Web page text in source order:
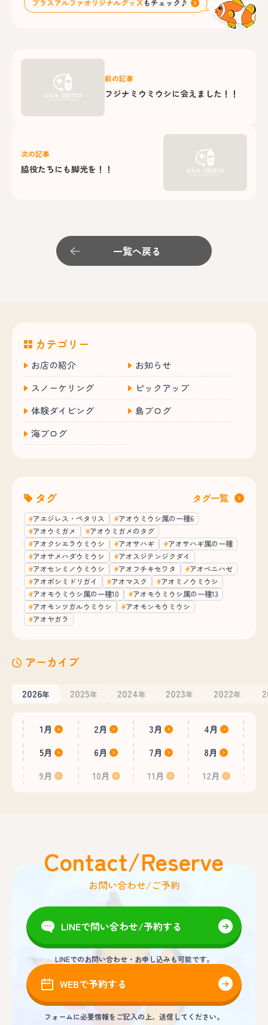
前の記事
フジナミウミウシに会えました！！
次の記事
脇役たちにも脚光を！！
一覧へ戻る
カテゴリー
お店の紹介
お知らせ
スノーケリング
ピックアップ
体験ダイビング
島ブログ
海ブログ
タグ タグ一覧
アエジレス・ペタリス
アオウミウシ属の一種6
アオウミガメ
アオウミガメのタグ
アオクシエラウミウシ
アオサハギ
アオサハギ属の一種
アオサメハダウミウシ
アオスジテンジクダイ
アオセンミノウミウシ
アオフチキセワタ
アオベニハゼ
アオボシミドリガイ
アオマスク
アオミノウミウシ
アオモウミウシ属の一種10
アオモウミウシ属の一種13
アオモンツガルウミウシ
アオモンモウミウシ
アオヤガラ
アーカイブ
2026年 2025年 2024年 2023年 2022年
1月 2月 3月
4月
5月
6月 7月
8月
9月
10月 11月 12月
Contact/Reserve
お問い合わせ/ご予約
LINEで問い合わせ/予約する
LINEでのお問い合わせ・お申し込みも可能です。
WEBで予約する
フォームに必要情報をご記入の上、送信してください。